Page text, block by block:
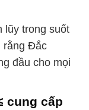
lũy trong suốt
rằng Đắc
đầu cho mọi
cung cấp